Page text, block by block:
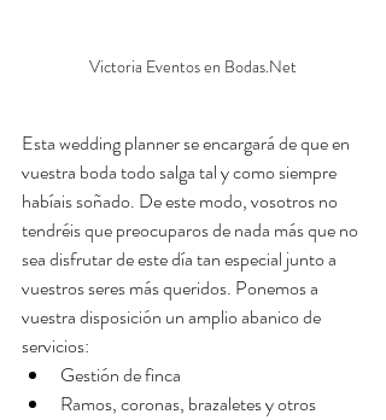
Victoria Eventos en Bodas.Net
Esta wedding planner se encargará de que en
vuestra boda todo salga tal y como siempre
habíais soñado. De este modo, vosotros no
tendréis que preocuparos de nada más que no
sea disfrutar de este día tan especial junto a
vuestros seres más queridos. Ponemos a
vuestra disposición un amplio abanico de
servicios:
Gestión de finca
Ramos, coronas, brazaletes y otros